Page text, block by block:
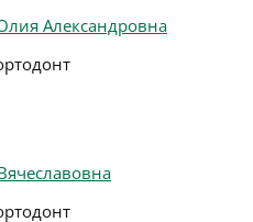
Александровна